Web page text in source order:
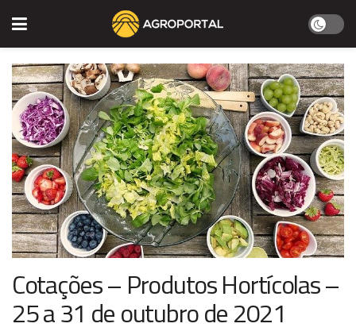
Cotações – Produtos Hortícolas –
25 a 31 de outubro de 2021